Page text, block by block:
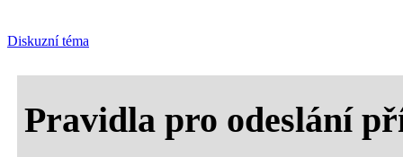
Diskuzní téma
Pravidla pro odeslání